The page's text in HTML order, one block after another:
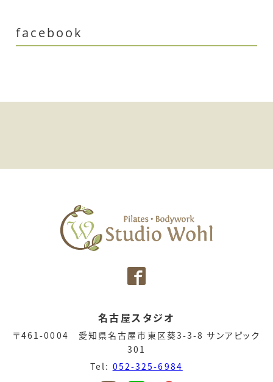
facebook
名古屋スタジオ
〒461-0004 愛知県名古屋市東区葵3-3-8 サンアピック
301
Tel: 052-325-6984